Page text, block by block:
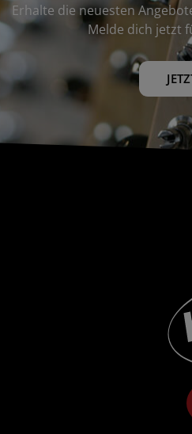
Erhalte die neuesten
Melde dich jetzt